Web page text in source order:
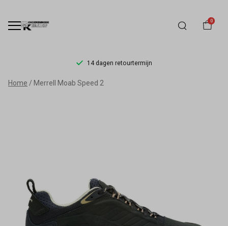
0
14 dagen retourtermijn
Merrell
Schoenmode
Kerkhof
Home Merrell Moab Speed 2